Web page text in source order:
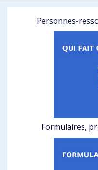
Personnes-
Formulaires,